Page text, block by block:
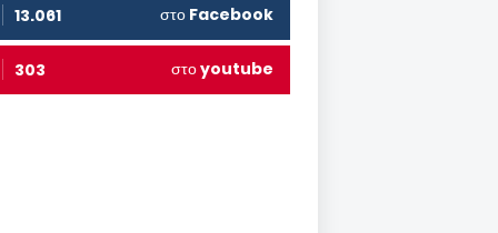
13.061 στο Facebook
303 στοyoutube